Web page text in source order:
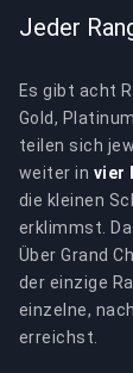
Jeder
Es gibt acht
Gold,
teilen sich
weiter in vier
die kleinen
erklimmst.
Über Grand
der einzige
einzelne,
erreichst.